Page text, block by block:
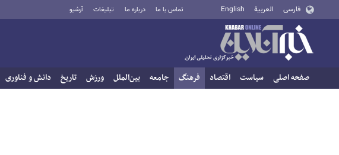
فارسی العربية English تماس با ما درباره ما تبلیغات آرشیو
صفحه اصلی سیاست اقتصاد فرهنگ جامعه بین‌الملل ورزش تاریخ دانش و فناوری